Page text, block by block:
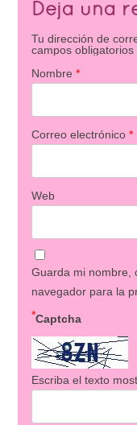
Deja una
Tu dirección de
campos
Nombre *
Correo electrónico *
Web
Guarda mi nombre,
navegador para la
Captcha
*
Escriba el texto